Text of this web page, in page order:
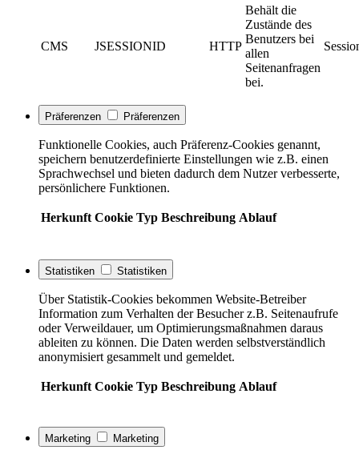
CMS JSESSIONID HTTP
Behält die
Zustände des
Benutzers bei
allen
Seitenanfragen
bei.
Präferenzen Präferenzen
Funktionelle Cookies, auch Präferenz-Cookies genannt,
speichern benutzerdefinierte Einstellungen wie z.B. einen
Sprachwechsel und bieten dadurch dem Nutzer verbesserte,
persönlichere Funktionen.
Herkunft Cookie Typ Beschreibung Ablauf
Statistiken Statistiken
Über Statistik-Cookies bekommen Website-Betreiber
Information zum Verhalten der Besucher z.B. Seitenaufrufe
oder Verweildauer, um Optimierungsmaßnahmen daraus
ableiten zu können. Die Daten werden selbstverständlich
anonymisiert gesammelt und gemeldet.
Herkunft Cookie Typ Beschreibung Ablauf
Marketing Marketing